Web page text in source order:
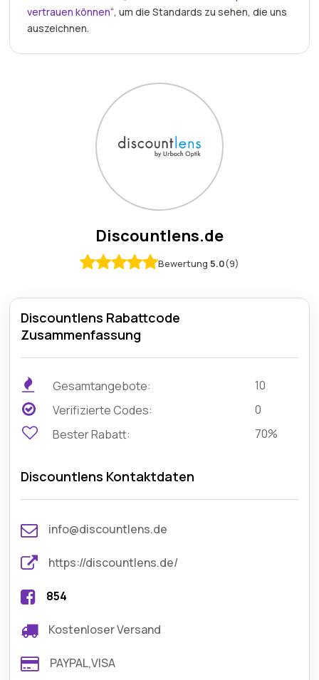
vertrauen können“, um die Standards zu sehen, die uns
auszeichnen.
Discountlens.de
Bewertung 5.0(9)
Discountlens Rabattcode
Zusammenfassung
Gesamtangebote:
10
Verifizierte Codes:
0
Bester Rabatt:
70%
Discountlens Kontaktdaten
info@discountlens.de
https://discountlens.de/
854
Kostenloser Versand
PAYPAL,VISA